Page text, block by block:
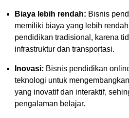
Biaya lebih rendah: Bisnis
memiliki biaya yang lebih
pendidikan tradisional, karena
infrastruktur dan transportasi.
Inovasi: Bisnis pendidikan
teknologi untuk
yang inovatif dan interaktif,
pengalaman belajar.